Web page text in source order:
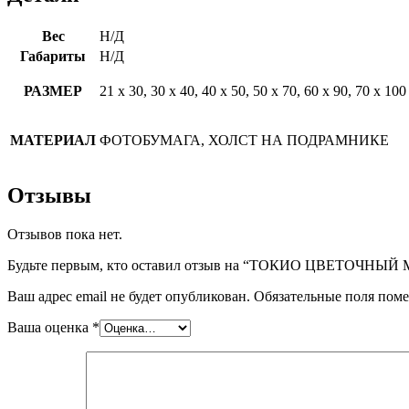
Вес
Н/Д
Габариты
Н/Д
РАЗМЕР 21 х 30, 30 х 40, 40 х 50, 50 х 70, 60 х 90, 70 х 100
МАТЕРИАЛ ФОТОБУМАГА, ХОЛСТ НА ПОДРАМНИКЕ
Отзывы
Отзывов пока нет.
Будьте первым, кто оставил отзыв на “ТОКИО
Ваш адрес email не будет опубликован. Обязательные поля
Ваша оценка *